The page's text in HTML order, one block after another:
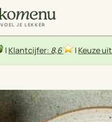
VOEL JE LEKKER
| Klantcijfer: 8,6 | Keuze uit